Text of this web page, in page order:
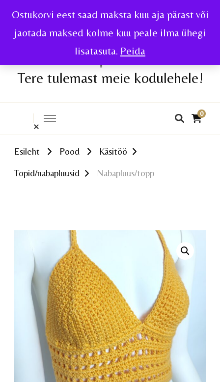
Ostukorvi eest saad maksta kuu aja pärast või
jaotada maksed kolme kuu peale ilma ühegi
lisatasuta. Peida
Tere tulemast meie kodulehele!
0
Esileht Pood Käsitöö
Topid/nabapluusid Nabapluus/topp